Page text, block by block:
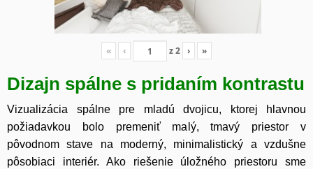
« ‹ z2 › »
Dizajn spálne s pridaním kontrastu
Vizualizácia spálne pre mladú dvojicu, ktorej hlavnou
požiadavkou bolo premeniť malý, tmavý priestor v
pôvodnom stave na moderný, minimalistický a vzdušne
pôsobiaci interiér. Ako riešenie úložného priestoru sme